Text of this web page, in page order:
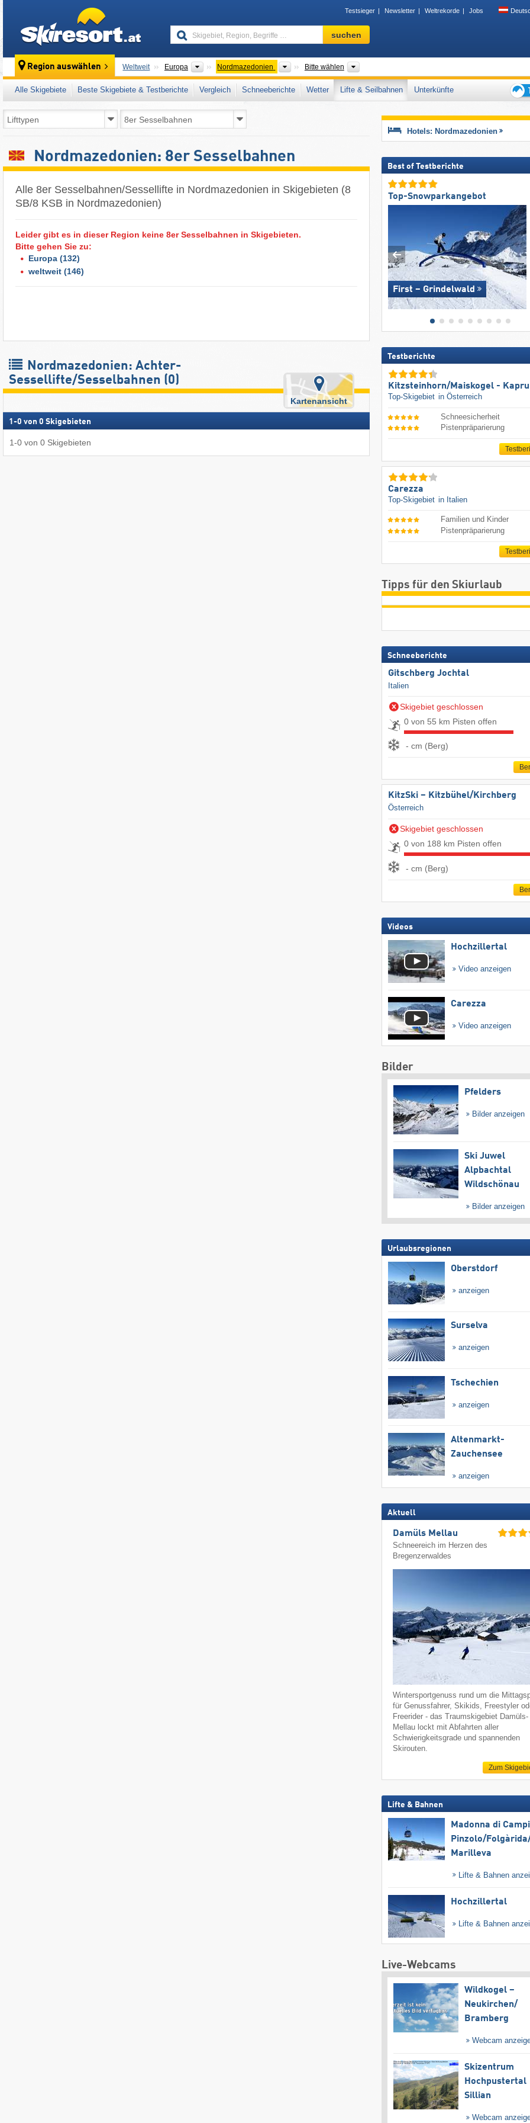
Testsieger Newsletter Weltrekorde Jobs
Skigebiet,
Region,
…
suchen
Region auswählen Weltweit Europa Kontinente
Nordmazedonien LänderBitte wählen
Alle Skigebiete Beste Skigebiete & Testberichte Vergleich Schneeberichte Wetter Lifte & Seilbahnen
Unterkünfte
für
Nordmazedonien: 8er Sesselbahnen
Alle 8er Sesselbahnen/Sessellifte in Nordmazedonien in Skigebieten (8
SB/8 KSB in Nordmazedonien)
Leider gibt es in dieser Region keine 8er Sesselbahnen in Skigebieten.
Bitte gehen Sie zu:
Europa (132)
weltweit (146)
Nordmazedonien: Achter-
Sessellifte/Sesselbahnen (0)
Kartenansicht
1 -0 von 0 Skigebieten
1-0 von 0 Skigebieten
Hotels: Nordmazedonien
Best of Testberichte
Top-Snowparkangebot
First – Grindelwald
Testberichte
Kitzsteinhorn/​Maiskogel -
Top-Skigebiet in Österreich
Schneesicherheit
Pistenpräparierung
Carezza
Top-Skigebiet in Italien
Familien und Kinder
Pistenpräparierung
Tipps für den Skiurlaub
Schneeberichte
Gitschberg Jochtal
Italien
Skigebiet geschlossen
0 von 55 km Pisten offen
- cm (Berg)
KitzSki – Kitzbühel/​Kirchberg
Österreich
Skigebiet geschlossen
0 von 188 km Pisten offen
- cm (Berg)
Videos
Hochzillertal
Video anzeigen
Carezza
Video anzeigen
Bilder
Pfelders
Bilder anzeigen
Ski Juwel
Alpbachtal
Wildschönau
Bilder anzeigen
Urlaubsregionen
Oberstdorf
anzeigen
Surselva
anzeigen
Tschechien
anzeigen
Altenmarkt-
Zauchensee
anzeigen
Aktuell
Damüls Mellau
Schneereich im Herzen des
Bregenzerwaldes
Wintersportgenuss rund um die
für Genussfahrer, Skikids, Freestyler
Freerider - das Traumskigebiet Damüls-
Mellau lockt mit Abfahrten aller
Schwierigkeitsgrade und spannenden
Skirouten.
Zum
Lifte & Bahnen
Madonna di
Pinzolo/​
Marilleva
Lifte & Bahnen
Hochzillertal
Lifte & Bahnen
Live-Webcams
Wildkogel –
Neukirchen/​
Bramberg
Webcam
Skizentrum
Hochpustertal
Sillian
Webcam